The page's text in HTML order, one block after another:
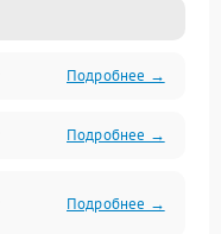
Подробнее →
Подробнее →
Подробнее →